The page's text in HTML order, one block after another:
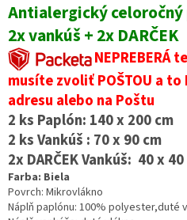
Antialergický celoročný
2x vankúš + 2x DARČEK
musíte zvoliť POŠTOU a to
adresu alebo na Poštu
2 ks Paplón: 140 x 200 cm
2 ks Vankúš : 70 x 90 cm
2x DARČEK Vankúš: 40 x
Farba: Biela
Povrch: Mikrovlákno
Náplň paplónu: 100% polyester,duté